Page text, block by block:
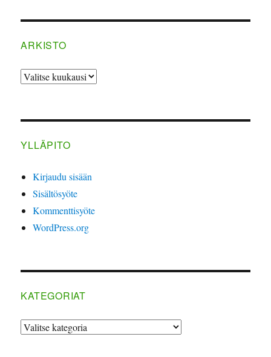
ARKISTO
ARKISTO
YLLÄPITO
Kirjaudu sisään
Sisältösyöte
Kommenttisyöte
WordPress.org
KATEGORIAT
Kategoriat